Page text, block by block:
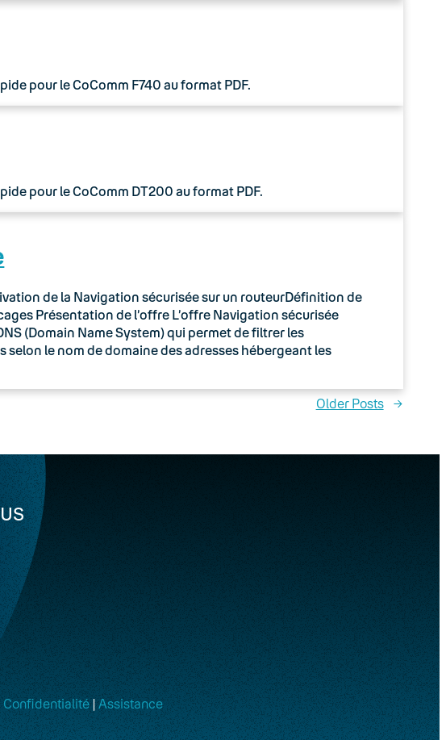
pour le CoComm F740 au format PDF.
pour le CoComm DT200 au format PDF.
de la Navigation sécurisée sur un routeurDéfinition de
Présentation de l’offre L’offre Navigation sécurisée
(Domain Name System) qui permet de filtrer les
le nom de domaine des adresses hébergeant les
Older Posts →
Confidentialité|Assistance